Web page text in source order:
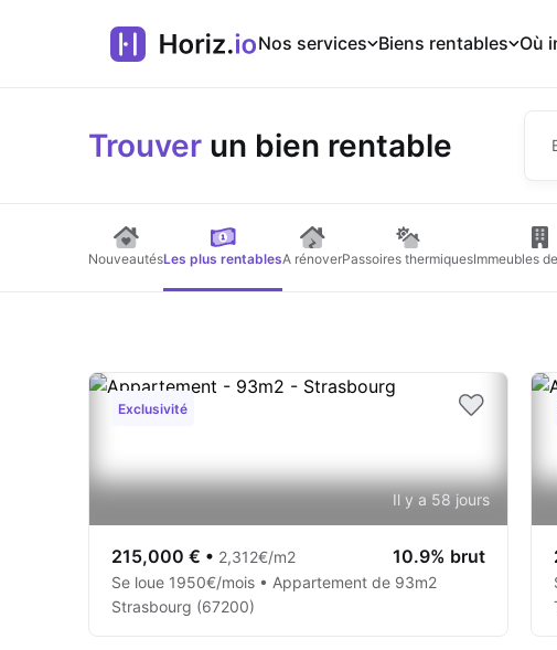
Nos services Biens rentables Où
Trouver un bien rentable
NouveautésLes plus rentablesA rénoverPassoires thermiquesImmeubles
Exclusivité
Il y a 58 jours
215,000 € • 2,312€/m2 10.9% brut
Se loue 1950€/mois • Appartement de 93m2
Strasbourg (67200)